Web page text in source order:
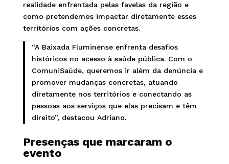
realidade enfrentada pelas favelas da região e
como pretendemos impactar diretamente esses
territórios com ações concretas.
“A Baixada Fluminense enfrenta desafios
históricos no acesso à saúde pública. Com o
ComuniSaúde, queremos ir além da denúncia e
promover mudanças concretas, atuando
diretamente nos territórios e conectando as
pessoas aos serviços que elas precisam e têm
direito”, destacou Adriano.
Presenças que marcaram o
evento